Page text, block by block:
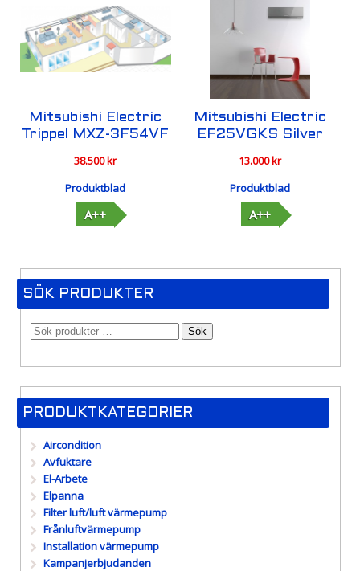
Mitsubishi Electric
Trippel MXZ-3F54VF
38.500kr
Produktblad
A++
Mitsubishi Electric
EF25VGKS Silver
13.000kr
Produktblad
A++
SÖK PRODUKTER
Sök
PRODUKTKATEGORIER
Aircondition
Avfuktare
El-Arbete
Elpanna
Filter luft/luft värmepump
Frånluftvärmepump
Installation värmepump
Kampanjerbjudanden